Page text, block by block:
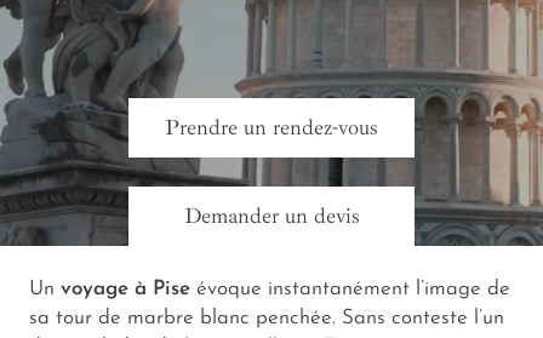
Prendre un rendez-vous
Demander un devis
Un voyage à Pise évoque instantanément l’image de
sa tour de marbre blanc penchée. Sans conteste l’un